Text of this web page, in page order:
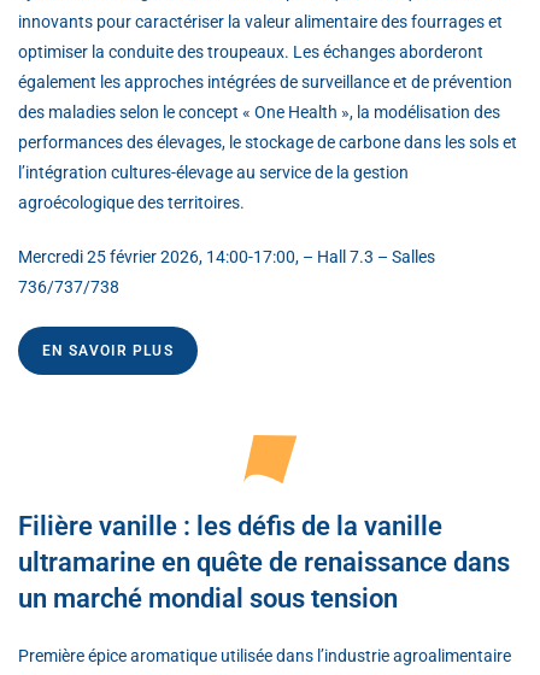
innovants pour caractériser la valeur alimentaire des fourrages et
optimiser la conduite des troupeaux. Les échanges aborderont
également les approches intégrées de surveillance et de prévention
des maladies selon le concept « One Health », la modélisation des
performances des élevages, le stockage de carbone dans les sols et
l’intégration cultures-élevage au service de la gestion
agroécologique des territoires.
Mercredi 25 février 2026, 14:00-17:00, – Hall 7.3 – Salles
736/737/738
EN SAVOIR PLUS
Filière vanille : les défis de la vanille
ultramarine en quête de renaissance dans
un marché mondial sous tension
Première épice aromatique utilisée dans l’industrie agroalimentaire